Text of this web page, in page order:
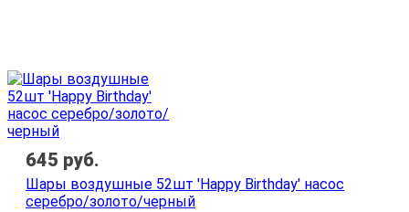
Шары воздушные 52шт 'Happy Birthday' насос
серебро/золото/черный
645 руб.